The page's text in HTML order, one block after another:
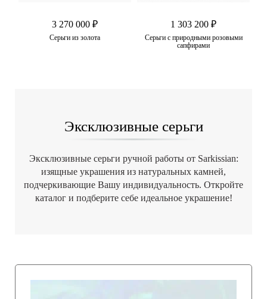
3 270 000 ₽
Серьги из золота
1 303 200 ₽
Серьги с природными розовыми
сапфирами
Эксклюзивные серьги
Эксклюзивные серьги ручной работы от Sarkissian:
изящные украшения из натуральных камней,
подчеркивающие Вашу индивидуальность. Откройте
каталог и подберите себе идеальное украшение!